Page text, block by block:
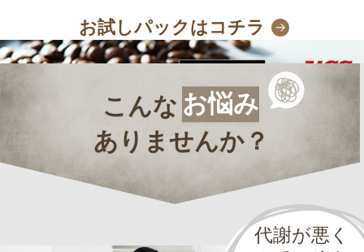
お試しパックはコチラ
こんな お悩み
ありませんか？
代謝が悪く